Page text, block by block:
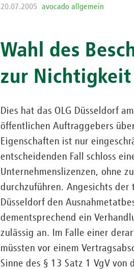
20.07.2005 avocado allgemein
Wahl des
zur Nichtigkeit
Dies hat das OLG Düsseldorf
öffentlichen Auftraggebers
Eigenschaften ist nur
entscheidenden Fall schloss
Unternehmenslizenzen, ohne
durchzuführen. Angesichts der
Düsseldorf den
dementsprechend ein
zulässig an. Im Falle einer
müssten vor einem
Sinne des § 13 Satz 1 VgV